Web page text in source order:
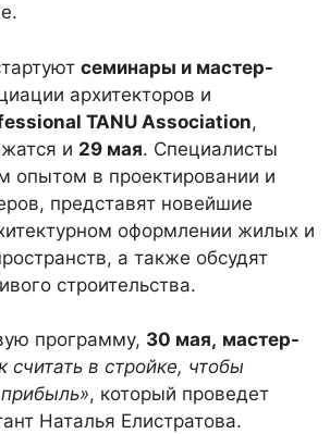
семинары и мастер-
архитекторов и
TANU Association,
и 29 мая. Специалисты
опытом в проектировании и
представят новейшие
оформлении жилых и
а также обсудят
строительства.
программу, 30 мая, мастер-
считать в стройке, чтобы
, который проведет
Наталья Елистратова.